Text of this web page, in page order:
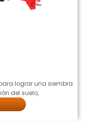
lograr una siembra
del suelo,